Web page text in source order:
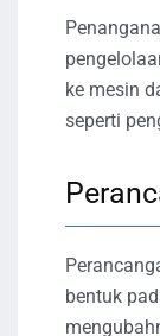
ke mesin
seperti
bentuk